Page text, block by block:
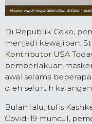
Di Republik Ceko,
menjadi kewajiban.
Kontributor USA
pemberlakuan
awal selama
oleh seluruh
Bulan lalu, tulis
Covid-19 muncul,